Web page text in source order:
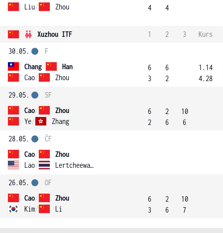
Liu/ Zhou
4
4
Xuzhou ITF 1 2 3
Kurs
30.05.
Chang/
Han
Cao/ Zhou
F
6
3
6
2
1.14
4.28
29.05.
Cao/
Zhou
Ye/ Zhang
SF
6
2
2
6
10
6
28.05.
Cao/
Zhou
Lao/ Lertcheewakarn
ČF
26.05.
Cao/
Zhou
Kim/ Li
OF
6
3
2
6
10
7